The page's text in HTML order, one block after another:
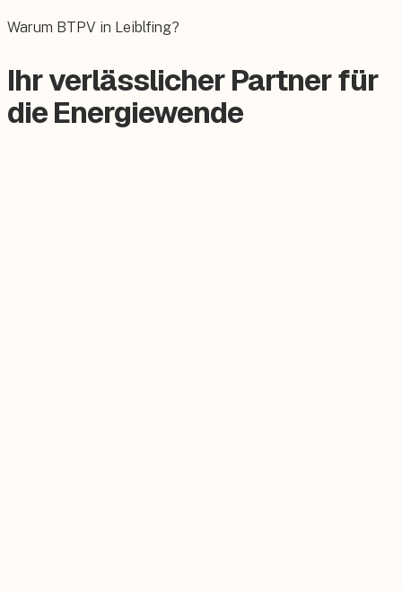
Warum BTPV in Leiblfing?
Ihr verlässlicher Partner für
die Energiewende